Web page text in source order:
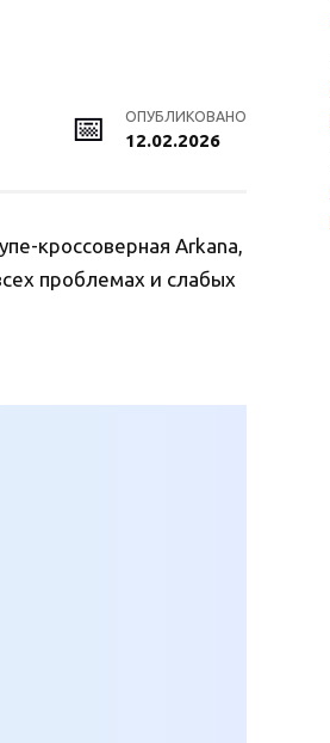
ОПУБЛИКОВАНО
12.02.2026
кроссоверная Arkana,
проблемах и слабых